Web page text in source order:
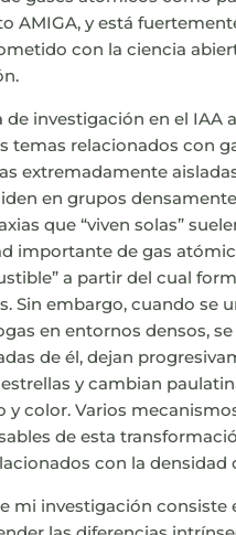
AMIGA, y está
con la ciencia
de investigación en el IAA
temas relacionados con
extremadamente
en grupos
que “viven solas”
importante de gas
a partir del cual
Sin embargo, cuando se
en entornos densos, se
de él, dejan
y cambian
y color. Varios
de esta
con la densidad
mi investigación consiste